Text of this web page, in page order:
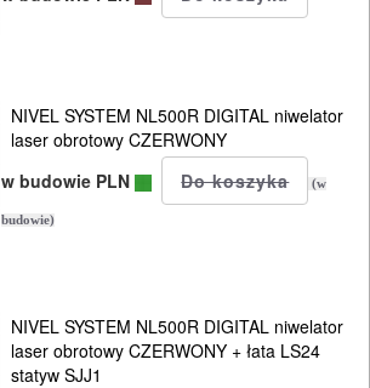
NIVEL SYSTEM NL500R DIGITAL niwelator
laser obrotowy CZERWONY
w budowie PLN
(w
budowie)
NIVEL SYSTEM NL500R DIGITAL niwelator
laser obrotowy CZERWONY + łata LS24
statyw SJJ1